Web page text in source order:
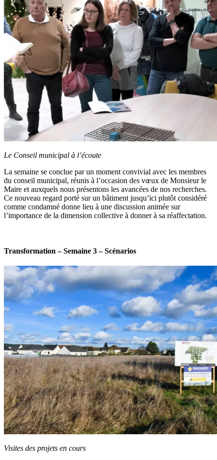
Le Conseil municipal à l’écoute
La semaine se conclue par un moment convivial avec les membres
du conseil municipal, réunis à l’occasion des vœux de Monsieur le
Maire et auxquels nous présentons les avancées de nos recherches.
Ce nouveau regard porté sur un bâtiment jusqu’ici plutôt considéré
comme condamné donne lieu à une discussion animée sur
l’importance de la dimension collective à donner à sa réaffectation.
Transformation – Semaine 3 – Scénarios
Visites des projets en cours